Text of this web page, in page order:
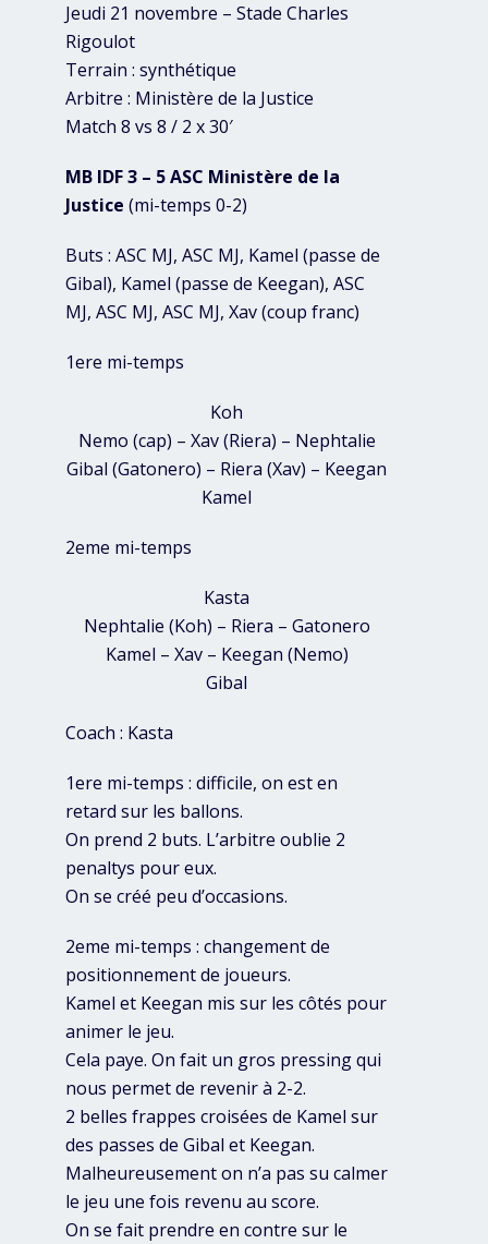
Jeudi 21 novembre – Stade Charles
Rigoulot
Terrain : synthétique
Arbitre : Ministère de la Justice
Match 8 vs 8 / 2 x 30′
MB IDF 3 – 5 ASC Ministère de la
Justice (mi-temps 0-2)
Buts : ASC MJ, ASC MJ, Kamel (passe de
Gibal), Kamel (passe de Keegan), ASC
MJ, ASC MJ, ASC MJ, Xav (coup franc)
1ere mi-temps
Koh
Nemo (cap) – Xav (Riera) – Nephtalie
Gibal (Gatonero) – Riera (Xav) – Keegan
Kamel
2eme mi-temps
Kasta
Nephtalie (Koh) – Riera – Gatonero
Kamel – Xav – Keegan (Nemo)
Gibal
Coach : Kasta
1ere mi-temps : difficile, on est en
retard sur les ballons.
On prend 2 buts. L’arbitre oublie 2
penaltys pour eux.
On se créé peu d’occasions.
2eme mi-temps : changement de
positionnement de joueurs.
Kamel et Keegan mis sur les côtés pour
animer le jeu.
Cela paye. On fait un gros pressing qui
nous permet de revenir à 2-2.
2 belles frappes croisées de Kamel sur
des passes de Gibal et Keegan.
Malheureusement on n’a pas su calmer
le jeu une fois revenu au score.
On se fait prendre en contre sur le